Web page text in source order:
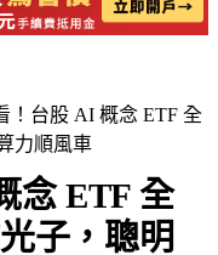
！台股 AI 概念 ETF 全
力順風車
念 ETF 全
子，聰明